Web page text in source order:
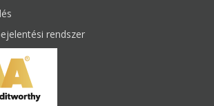
rendszer